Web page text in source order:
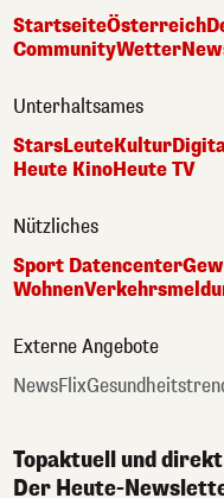
StartseiteÖsterreich
CommunityWetter
Unterhaltsames
StarsLeuteKultur
Heute KinoHeute TV
Nützliches
Sport Datencenter
Wohnen
Externe Angebote
NewsFlix
Topaktuell und
Der Heute-